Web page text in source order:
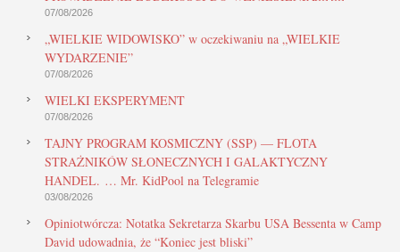
07/08/2026
„WIELKIE WIDOWISKO” w oczekiwaniu na „WIELKIE
WYDARZENIE”
07/08/2026
WIELKI EKSPERYMENT
07/08/2026
TAJNY PROGRAM KOSMICZNY (SSP) — FLOTA
STRAŻNIKÓW SŁONECZNYCH I GALAKTYCZNY
HANDEL. … Mr. KidPool na Telegramie
03/08/2026
Opiniotwórcza: Notatka Sekretarza Skarbu USA Bessenta w Camp
David udowadnia, że “Koniec jest bliski”